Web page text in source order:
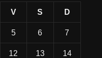
V S D
5 6 7
12 13 14